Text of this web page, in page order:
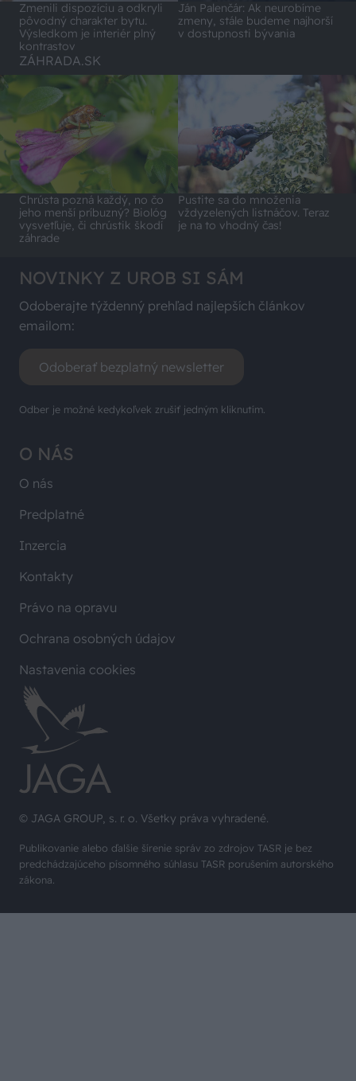
Zmenili dispozíciu a odkryli
pôvodný charakter bytu.
Výsledkom je interiér plný
kontrastov
Ján Palenčár: Ak neurobíme
zmeny, stále budeme najhorší
v dostupnosti bývania
ZÁHRADA.SK
Chrústa pozná každý, no čo
jeho menší príbuzný? Biológ
vysvetľuje, či chrústik škodí
záhrade
Pustite sa do množenia
vždyzelených listnáčov. Teraz
je na to vhodný čas!
© JAGA GROUP, s. r. o. Všetky práva vyhradené.
Publikovanie alebo ďalšie šírenie správ zo zdrojov TASR je bez
predchádzajúceho písomného súhlasu TASR porušením autorského
zákona.
O NÁS
O nás
Predplatné
Inzercia
Kontakty
Právo na opravu
Ochrana osobných údajov
Nastavenia cookies
NOVINKY Z UROB SI SÁM
Odoberajte týždenný prehľad najlepších článkov
emailom:
Odoberať bezplatný newsletter
Odber je možné kedykoľvek zrušiť jedným kliknutím.